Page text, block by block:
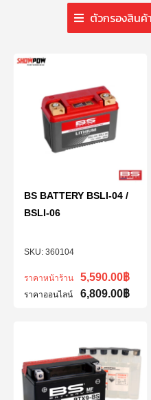
ตัวกรองสิน
360104
BS BATTERY BSLI-04 /
BSLI-06
ราคาหน้าร้าน 5,590.00฿
ราคาออนไลน์ 6,809.00฿